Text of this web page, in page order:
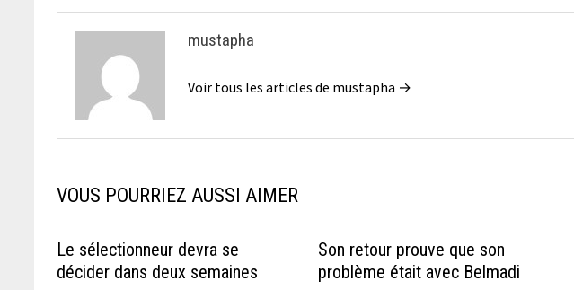
mustapha
Voir tous les articles de mustapha →
VOUS POURRIEZ AUSSI AIMER
Le sélectionneur devra se
décider dans deux semaines
Son retour prouve que son
problème était avec Belmadi